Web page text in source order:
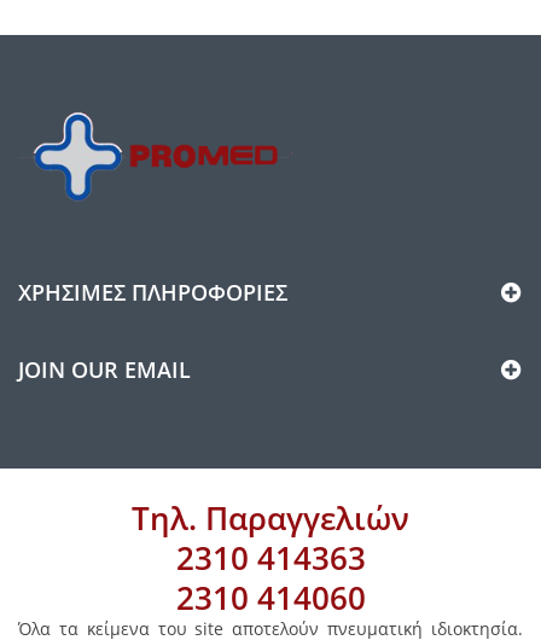
ΧΡΉΣΙΜΕΣ ΠΛΗΡΟΦΟΡΊΕΣ
JOIN OUR EMAIL
Τηλ. Παραγγελιών
2310 414363
2310 414060
Όλα τα κείμενα του site αποτελούν πνευματική ιδιοκτησία.